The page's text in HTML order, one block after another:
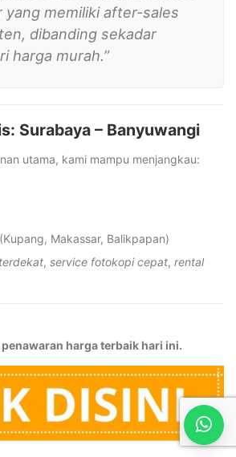
yang memiliki after-sales
dibanding sekadar
harga murah.”
Surabaya – Banyuwangi
utama, kami mampu menjangkau:
Makassar, Balikpapan)
, service fotokopi cepat, rental
harga terbaik hari ini.